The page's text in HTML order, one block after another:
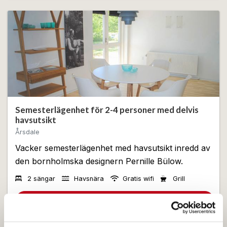
och prata med lokalbefolkningen.
Årsdale Søpark erbjuder boenden där hundar och
katter är tillåtna. Dock kan det hända att de
husdjursvänliga boendena är fullbokade, även om det
generellt finns lediga boenden. Om detta gäller din
bokning, kommer vi alltid att kontakta dig kort efter din
reservation.
Semesterlägenhet för 2-4 personer med delvis
havsutsikt
Årsdale
Vacker semesterlägenhet med havsutsikt inredd av
den bornholmska designern Pernille Bülow.
2 sängar Havsnära Gratis wifi Grill